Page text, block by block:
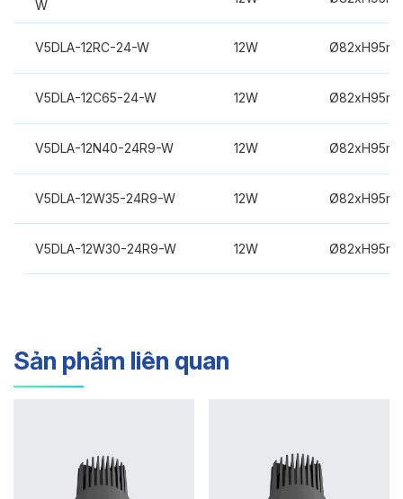
W
V5DLA-12RC-24-W 12W
V5DLA-12C65-24-W 12W
V5DLA-12N40-24R9-W 12W
V5DLA-12W35-24R9-W 12W
V5DLA-12W30-24R9-W 12W
Sản phẩm liên quan